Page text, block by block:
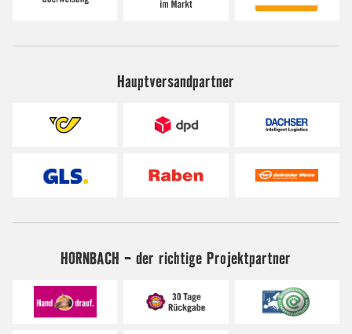
Hauptversandpartner
HORNBACH - der richtige Projektpartner